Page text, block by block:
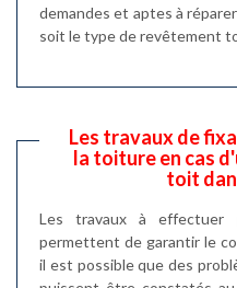
demandes et aptes à
soit le type de revêtement
Les travaux de
la toiture en cas
toit
Les travaux à
permettent de garantir le
il est possible que des